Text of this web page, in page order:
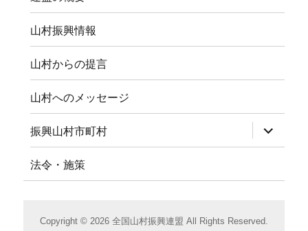
山村振興情報
山村からの提言
山村へのメッセージ
振興山村市町村 サ
ブ
メ
ー
法令・施策
Copyright © 2026 全国山村振興連盟 All Rights Reserved.